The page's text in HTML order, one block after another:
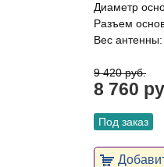
Диаметр
Разъем
Вес
9 420 руб.
8 760
Под заказ